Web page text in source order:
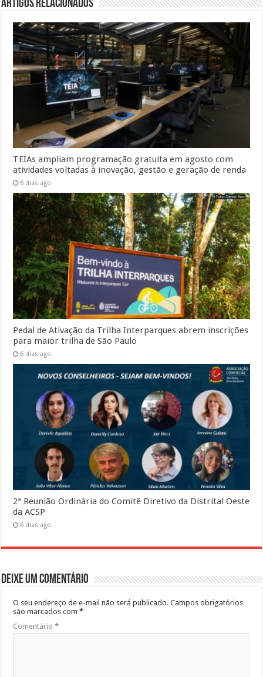
Artigos Relacionados
TEIAs ampliam programação gratuita em agosto com
atividades voltadas à inovação, gestão e geração de renda
6 dias ago
Pedal de Ativação da Trilha Interparques abrem inscrições
para maior trilha de São Paulo
6 dias ago
2ª Reunião Ordinária do Comitê Diretivo da Distrital Oeste
da ACSP
6 dias ago
Deixe um comentário
O seu endereço de e-mail não será publicado. Campos obrigatórios
são marcados com*
Comentário*